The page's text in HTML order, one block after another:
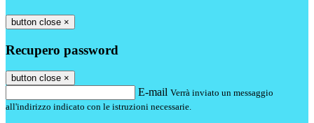
button close ×
Recupero password
button close ×
E-mail Verrà inviato un messaggio
all'indirizzo indicato con le istruzioni necessarie.